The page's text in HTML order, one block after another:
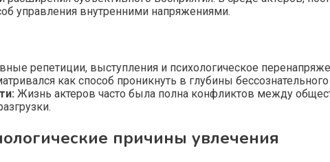
управления внутренними напряжениями.
репетиции, выступления и психологическое
как способ проникнуть в глубины
Жизнь актеров часто была полна конфликтов между
причины увлечения